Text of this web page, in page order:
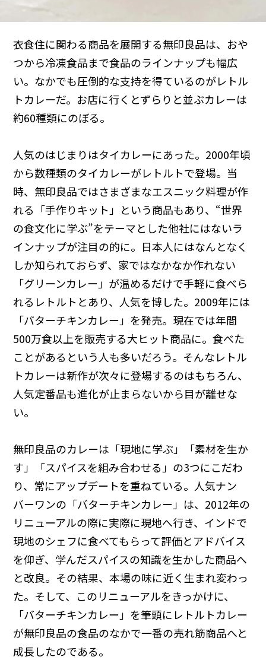
衣食住に関わる商品を展開する無印良品は、おや
つから冷凍食品まで食品のラインナップも幅広
い。なかでも圧倒的な支持を得ているのがレトル
トカレーだ。お店に行くとずらりと並ぶカレーは
約60種類にのぼる。
人気のはじまりはタイカレーにあった。2000年頃
から数種類のタイカレーがレトルトで登場。当
時、無印良品ではさまざまなエスニック料理が作
れる「手作りキット」という商品もあり、“世界
の食文化に学ぶ”をテーマとした他社にはないラ
インナップが注目の的に。日本人にはなんとなく
しか知られておらず、家ではなかなか作れない
「グリーンカレー」が温めるだけで手軽に食べら
れるレトルトとあり、人気を博した。2009年には
「バターチキンカレー」を発売。現在では年間
500万食以上を販売する大ヒット商品に。食べた
ことがあるという人も多いだろう。そんなレトル
トカレーは新作が次々に登場するのはもちろん、
人気定番品も進化が止まらないから目が離せな
い。
無印良品のカレーは「現地に学ぶ」「素材を生か
す」「スパイスを組み合わせる」の3つにこだわ
り、常にアップデートを重ねている。人気ナン
バーワンの「バターチキンカレー」は、2012年の
リニューアルの際に実際に現地へ行き、インドで
現地のシェフに食べてもらって評価とアドバイス
を仰ぎ、学んだスパイスの知識を生かした商品へ
と改良。その結果、本場の味に近く生まれ変わっ
た。そして、このリニューアルをきっかけに、
「バターチキンカレー」を筆頭にレトルトカレー
が無印良品の食品のなかで一番の売れ筋商品へと
成長したのである。